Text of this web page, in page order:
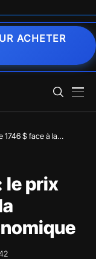
ACHETER
1746 $ face à la
le prix